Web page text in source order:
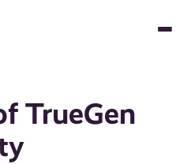
TrueGen